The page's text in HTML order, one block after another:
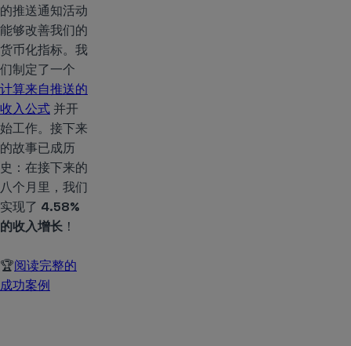
的推送通知活动
能够改善我们的
货币化指标。我
们制定了一个
计算来自推送的
收入公式 并开
始工作。接下来
的故事已成历
史：在接下来的
八个月里，我们
实现了 4.58%
的收入增长 ！
🏆阅读完整的
成功案例